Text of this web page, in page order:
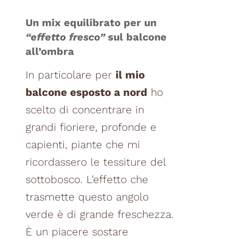
Un mix equilibrato per un
“effetto fresco”sul balcone
all’ombra
In particolare per il mio
balcone esposto a nord ho
scelto di concentrare in
grandi fioriere, profonde e
capienti, piante che mi
ricordassero le tessiture del
sottobosco. L’effetto che
trasmette questo angolo
verde è di grande freschezza.
È un piacere sostare